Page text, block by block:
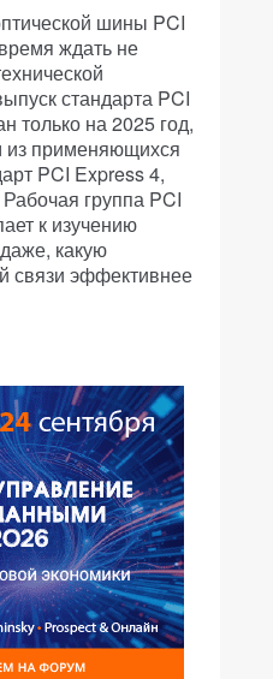
шины PCI
ждать не
стандарта PCI
только на 2025 год,
применяющихся
PCI Express 4,
группа PCI
к изучению
какую
связи эффективнее